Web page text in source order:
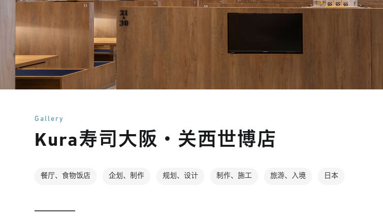
Gallery
Kura寿司大阪・关西世博店
餐厅、食物饭店 企划、制作 规划、设计 制作、施工 旅游、入境 日本